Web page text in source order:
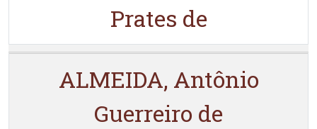
Prates de
ALMEIDA, Antônio
Guerreiro de